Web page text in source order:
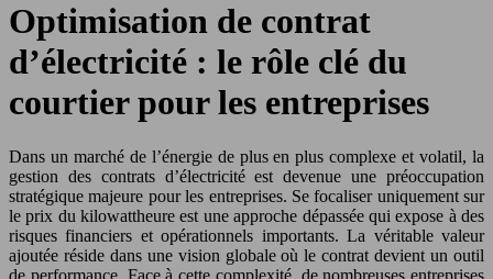
Optimisation de contrat
d’électricité : le rôle clé du
courtier pour les entreprises
Dans un marché de l’énergie de plus en plus complexe et volatil, la
gestion des contrats d’électricité est devenue une préoccupation
stratégique majeure pour les entreprises. Se focaliser uniquement sur
le prix du kilowattheure est une approche dépassée qui expose à des
risques financiers et opérationnels importants. La véritable valeur
ajoutée réside dans une vision globale où le contrat devient un outil
de performance. Face à cette complexité, de nombreuses entreprises